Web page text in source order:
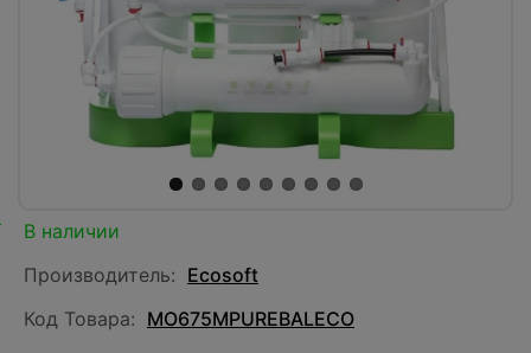
В наличии
Производитель: Ecosoft
Код Товара: MO675MPUREBALECO